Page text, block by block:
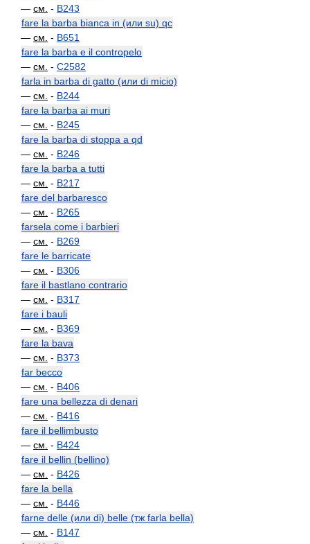
— см. - B243
fare la barba bianca in (или su) qc
— см. - B651
fare la barba e il contropelo
— см. - C2582
farla in barba di gatto (или di micio)
— см. - B244
fare la barba ai muri
— см. - B245
fare la barba di stoppa a qd
— см. - B246
fare la barba a tutti
— см. - B217
fare del barbaresco
— см. - B265
farsela come i barbieri
— см. - B269
fare le barricate
— см. - B306
fare il bastlano contrario
— см. - B317
fare i bauli
— см. - B369
fare la bava
— см. - B373
far becco
— см. - B406
fare una bellezza di denari
— см. - B416
fare il bellimbusto
— см. - B424
fare il bellin (bellino)
— см. - B426
fare la bella
— см. - B446
farne delle (или di) belle (тж farla bella)
— см. - B147